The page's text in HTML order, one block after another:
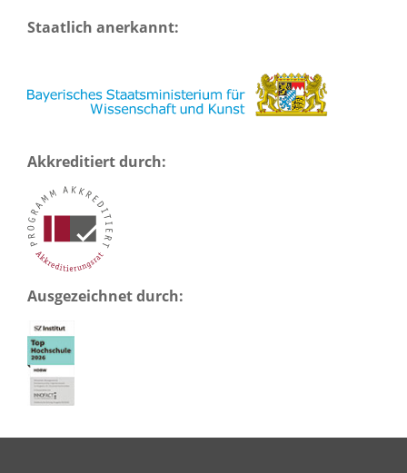
Staatlich anerkannt:
Akkreditiert durch:
Ausgezeichnet durch: